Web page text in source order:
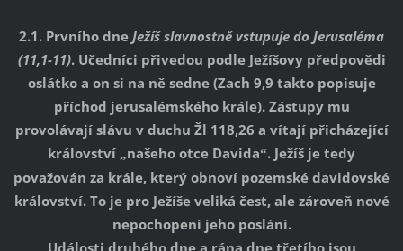
2.1. Prvního dne Ježíš slavnostně vstupuje do Jerusaléma
(11,1-11). Učedníci přivedou podle Ježíšovy předpovědi
oslátko a on si na ně sedne (Zach 9,9 takto popisuje
příchod jerusalémského krále). Zástupy mu
provolávají slávu v duchu Žl 118,26 a vítají přicházející
království „našeho otce Davida“. Ježíš je tedy
považován za krále, který obnoví pozemské davidovské
království. To je pro Ježíše veliká čest, ale zároveň nové
nepochopení jeho poslání.